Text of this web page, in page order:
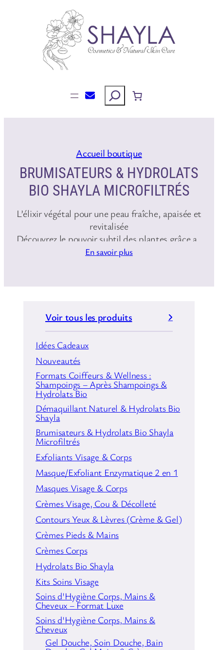
Rechercher
Accueil boutique
BRUMISATEURS & HYDROLATS
BIO SHAYLA MICROFILTRÉS
L’élixir végétal pour une peau fraîche, apaisée et
revitalisée
Découvrez le pouvoir subtil des plantes grâce au
brumisateur à l’hydrolat Shayla, une brume 100
En savoir plus
Voir tous les produits
Idées Cadeaux
Nouveautés
Formats Coiffeurs & Wellness :
Shampoings – Après Shampoings &
Hydrolats Bio
Démaquillant Naturel & Hydrolats Bio
Shayla
Brumisateurs & Hydrolats Bio Shayla
Microfiltrés
Exfoliants Visage & Corps
Masque/Exfoliant Enzymatique 2 en 1
Masques Visage & Corps
Crèmes Visage, Cou & Décolleté
Contours Yeux & Lèvres (Crème & Gel)
Crèmes Pieds & Mains
Crèmes Corps
Hydrolats Bio Shayla
Kits Soins Visage
Soins d'Hygiène Corps, Mains &
Cheveux – Format Luxe
Soins d'Hygiène Corps, Mains &
Cheveux
Gel Douche, Soin Douche, Bain